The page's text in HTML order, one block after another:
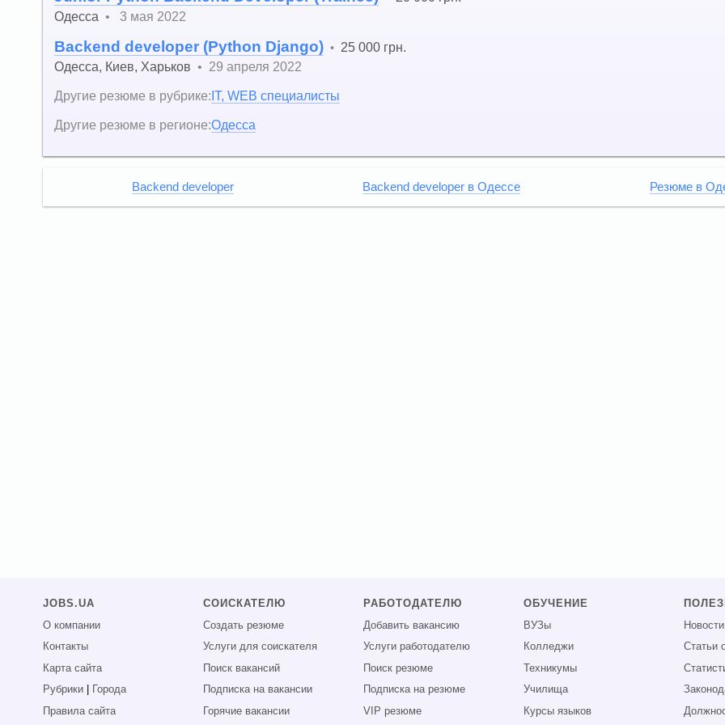
Одесса • 3 мая 2022
Backend developer (Python Django) • 25 000 грн.
Одесса, Киев, Харьков • 29 апреля 2022
Другие резюме в рубрике:IT, WEB специалисты
Другие резюме в регионе:Одесса
Backend developer Backend developer в Одессе Резюме в
JOBS.UA
О компании
Контакты
Карта сайта
Рубрики
Города
Правила сайта
СОИСКАТЕЛЮ
Создать резюме
Услуги для соискателя
Поиск вакансий
Подписка на вакансии
Горячие вакансии
РАБОТОДАТЕЛЮ
Добавить вакансию
Услуги работодателю
Поиск резюме
Подписка на резюме
VIP резюме
ОБУЧЕНИЕ
ВУЗы
Колледжи
Техникумы
Училища
Курсы языков
Статьи